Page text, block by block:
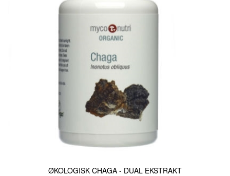
ØKOLOGISK CHAGA - DUAL EKSTRAKT